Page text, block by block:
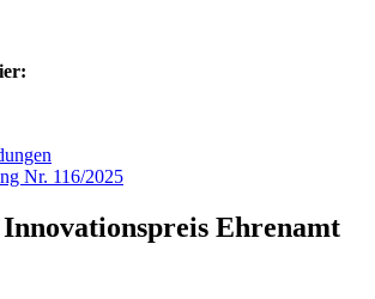
Nr. 116/2025
Ehrenamt